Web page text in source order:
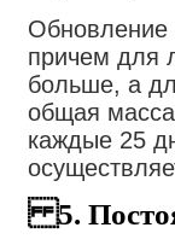
Обновление
причем для
больше, а
общая
каждые 25
5.